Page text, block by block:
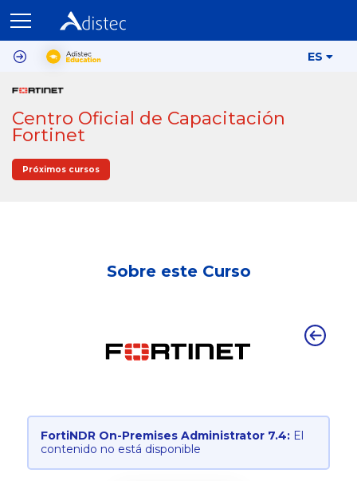
ES
Centro Oficial de Capacitación
Fortinet
Próximos cursos
Sobre este Curso
FortiNDR On-Premises Administrator 7.4: El
contenido no está disponible